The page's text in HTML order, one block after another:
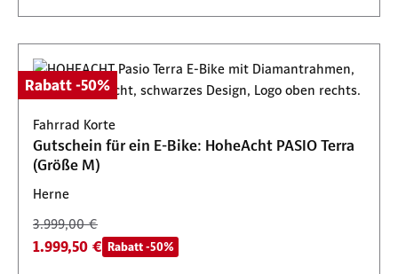
Rabatt -50%
Fahrrad Korte
Gutschein für ein E-Bike: HoheAcht PASIO Terra
(Größe M)
Herne
3.999,00 €
1.999,50 € Rabatt -50%